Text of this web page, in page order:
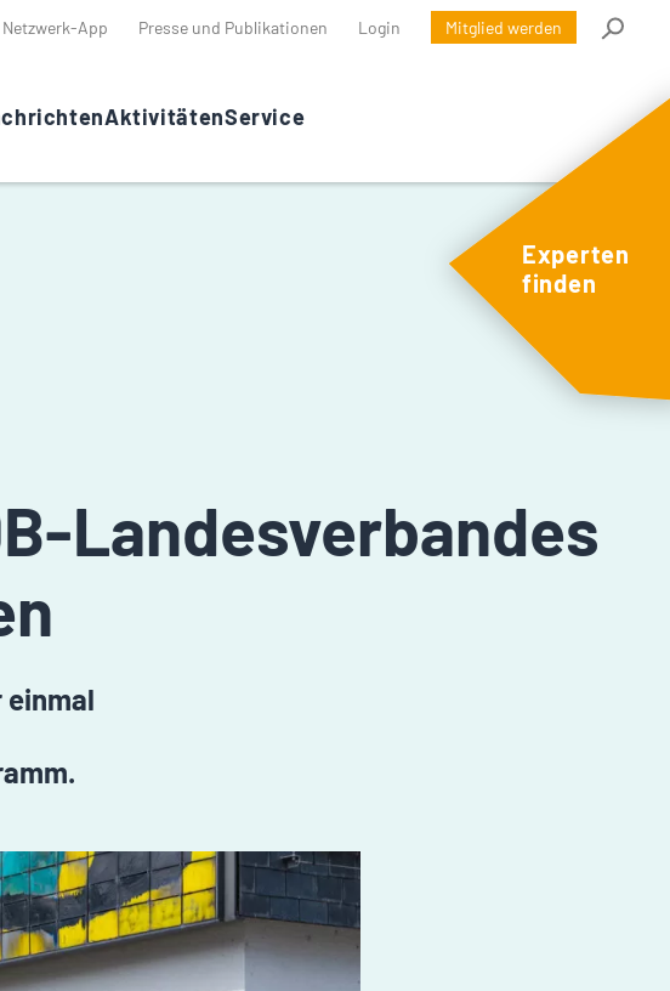
Netzwerk-App Presse und Publikationen Login Mitglied werden
AktivitätenService
Experten
finden
Landesverbandes
einmal